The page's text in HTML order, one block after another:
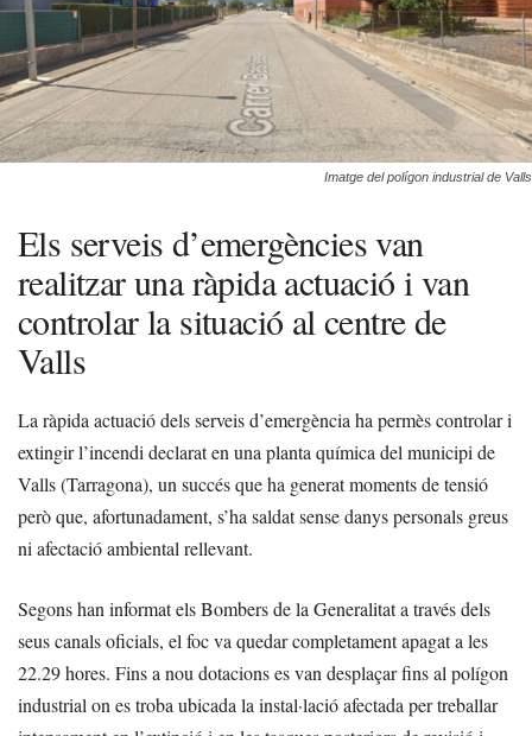
Imatge del polígon industrial de Valls
Els serveis d’emergències van
realitzar una ràpida actuació i van
controlar la situació al centre de
Valls
La ràpida actuació dels serveis d’emergència ha permès controlar i
extingir l’incendi declarat en una planta química del municipi de
Valls (Tarragona), un succés que ha generat moments de tensió
però que, afortunadament, s’ha saldat sense danys personals greus
ni afectació ambiental rellevant.
Segons han informat els Bombers de la Generalitat a través dels
seus canals oficials, el foc va quedar completament apagat a les
22.29 hores. Fins a nou dotacions es van desplaçar fins al polígon
industrial on es troba ubicada la instal·lació afectada per treballar